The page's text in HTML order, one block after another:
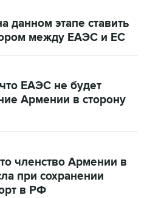
данном этапе ставить
между ЕАЭС и ЕС
ЕАЭС не будет
Армении в сторону
членство Армении в
при сохранении
в РФ